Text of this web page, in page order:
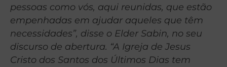
pessoas como vós, aqui reunidas, que estão
empenhadas em ajudar aqueles que têm
necessidades”, disse o Elder Sabin, no seu
discurso de abertura. “A Igreja de Jesus
Cristo dos Santos dos Últimos Dias tem